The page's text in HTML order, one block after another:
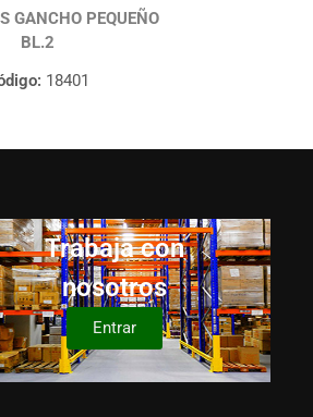
GANCHO PEQUEÑO
BL.2
18401
Trabaja con
nosotros
Entrar